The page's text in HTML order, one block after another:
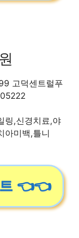
고덕센트럴푸
링,신경치료,야
아미백,틀니
트 👈👈